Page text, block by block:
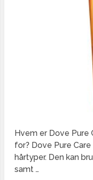
Hvem er Dove Pure
for? Dove Pure
hårtyper. Den kan
samt …